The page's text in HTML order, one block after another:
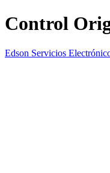
Control
Edson Servicios